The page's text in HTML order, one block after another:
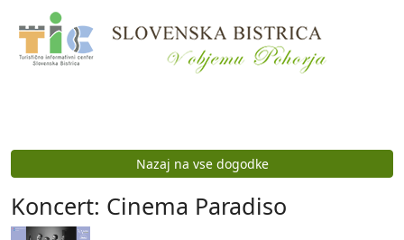
Preskoči na vsebino
Nazaj na vse dogodke
Koncert: Cinema Paradiso